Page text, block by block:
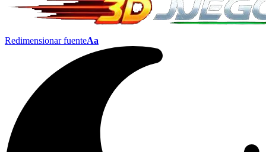
Redimensionar fuenteAa